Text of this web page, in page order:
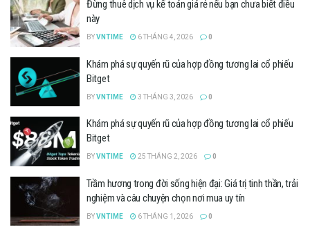
Đừng thuê dịch vụ kế toán giá rẻ nếu bạn chưa biết điều
này
BYVNTIME 6 THÁNG 4, 2026 0
Khám phá sự quyến rũ của hợp đồng tương lai cổ phiếu
Bitget
BYVNTIME 3 THÁNG 3, 2026 0
Khám phá sự quyến rũ của hợp đồng tương lai cổ phiếu
Bitget
BYVNTIME 25 THÁNG 2, 2026 0
Trầm hương trong đời sống hiện đại: Giá trị tinh thần, trải
nghiệm và câu chuyện chọn nơi mua uy tín
BYVNTIME 6 THÁNG 1, 2026 0